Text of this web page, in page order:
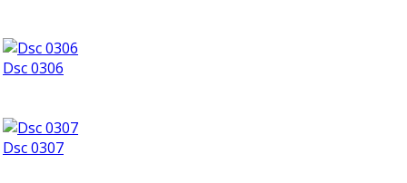
Dsc 0306
Dsc 0307